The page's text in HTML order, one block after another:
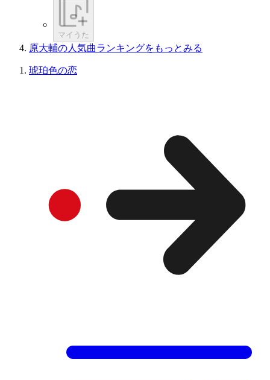
マイうた
原大輔の人気曲ランキングをもっとみる
琥珀色の恋